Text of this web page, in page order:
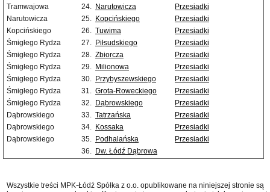
Tramwajowa
24. Narutowicza
Przesiadki
Narutowicza
25. Kopcińskiego
Przesiadki
Kopcińskiego
26. Tuwima
Przesiadki
Śmigłego Rydza
27. Piłsudskiego
Przesiadki
Śmigłego Rydza
28. Zbiorcza
Przesiadki
Śmigłego Rydza
29. Milionowa
Przesiadki
Śmigłego Rydza
30. Przybyszewskiego
Przesiadki
Śmigłego Rydza
31. Grota-Roweckiego
Przesiadki
Śmigłego Rydza
32. Dąbrowskiego
Przesiadki
Dąbrowskiego
33. Tatrzańska
Przesiadki
Dąbrowskiego
34. Kossaka
Przesiadki
Dąbrowskiego
35. Podhalańska
Przesiadki
36. Dw. Łódź Dąbrowa
Wszystkie treści MPK-Łódź Spółka z o.o. opublikowane na niniejszej stronie są